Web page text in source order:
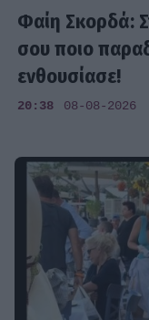
Φαίη Σκορδά:
σου ποιο
ενθουσίασε!
20:38 08-08-2026